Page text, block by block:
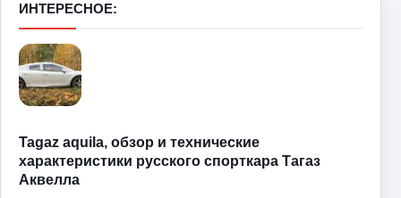
ИНТЕРЕСНОЕ:
Tagaz aquila, обзор и технические
характеристики русского спорткара Тагаз
Аквелла